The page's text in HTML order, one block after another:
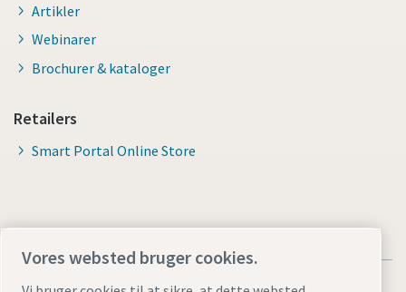
Artikler
Webinarer
Brochurer & kataloger
Retailers
Smart Portal Online Store
Vores websted bruger cookies.